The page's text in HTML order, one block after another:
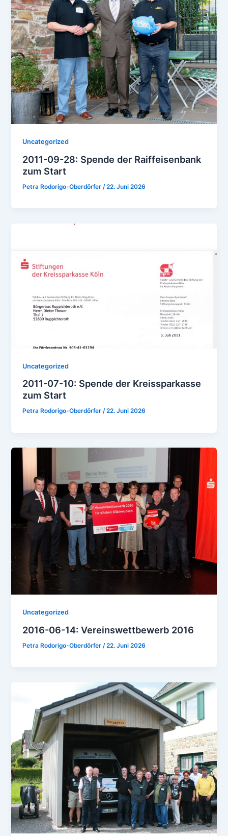
Uncategorized
2011-09-28: Spende der Raiffeisenbank
zum Start
Petra Rodorigo-Oberdörfer /22. Juni 2026
Uncategorized
2011-07-10: Spende der Kreissparkasse
zum Start
Petra Rodorigo-Oberdörfer/22. Juni 2026
Uncategorized
2016-06-14: Vereinswettbewerb 2016
Petra Rodorigo-Oberdörfer /22. Juni 2026